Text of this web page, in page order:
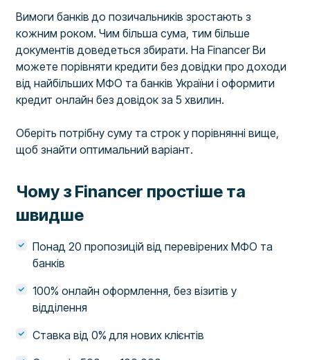
Вимоги банків до позичальників зростають з
кожним роком. Чим більша сума, тим більше
документів доведеться збирати. На Financer Ви
можете порівняти кредити без довідки про доходи
від найбільших МФО та банків України і оформити
кредит онлайн без довідок за 5 хвилин.
Оберіть потрібну суму та строк у порівнянні вище,
щоб знайти оптимальний варіант.
Чому з Financer простіше та
швидше
Понад 20 пропозицій від перевірених МФО та
банків
100% онлайн оформлення, без візитів у
відділення
Ставка від 0% для нових клієнтів